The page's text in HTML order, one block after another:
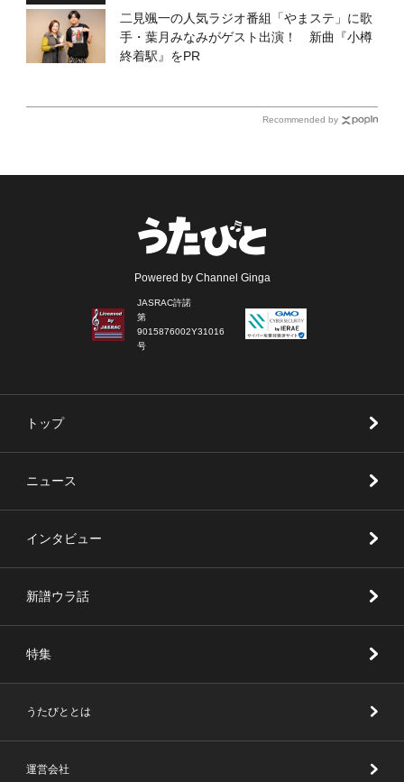
二見颯一の人気ラジオ番組「やまステ」に歌
手・葉月みなみがゲスト出演！ 新曲『小樽
終着駅』をPR
Recommended by
Powered by Channel Ginga
JASRAC許諾
第
9015876002Y31016
号
トップ
ニュース
インタビュー
新譜ウラ話
特集
うたびととは
運営会社